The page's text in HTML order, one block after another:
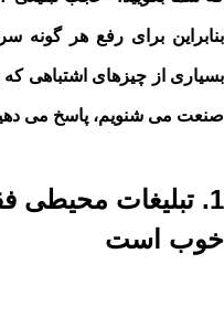
بنابراین برای رفع هر گونه
بسیاری از چیزهای اشتباهی
صنعت می شنویم، پاسخ می
1. تبلیغات محیطی
خوب است